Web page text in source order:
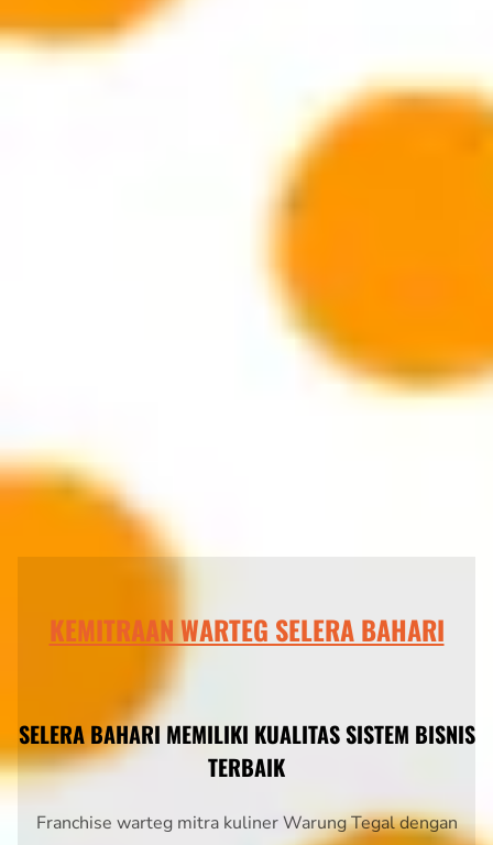
KEMITRAAN WARTEG SELERA BAHARI
SELERA BAHARI MEMILIKI KUALITAS SISTEM BISNIS
TERBAIK
Franchise warteg mitra kuliner Warung Tegal dengan